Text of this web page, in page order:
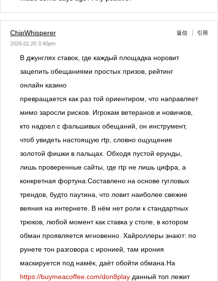
ChipWhisperer
2026.01.20 3:40pm
返信 引用
В джунглях ставок, где каждый площадка норовит
зацепить обещаниями простых призов, рейтинг
онлайн казино
превращается как раз той ориентиром, что направляет
мимо заросли рисков. Игрокам ветеранов и новичков,
кто надоел с фальшивых обещаний, он инструмент,
чтоб увидеть настоящую rtp, словно ощущение
золотой фишки в пальцах. Обходя пустой ерунды,
лишь проверенные сайты, где rtp не лишь цифра, а
конкретная фортуна.Составлено на основе гугловых
трендов, будто паутина, что ловит наиболее свежие
веяния на интернете. В нём нет роли к стандартных
трюков, любой момент как ставка у столе, в котором
обман проявляется мгновенно. Хайроллеры знают: по
рунете тон разговора с иронией, там ирония
маскируется под намёк, даёт обойти обмана.На
https://buymeacoffee.com/don8play данный топ лежит